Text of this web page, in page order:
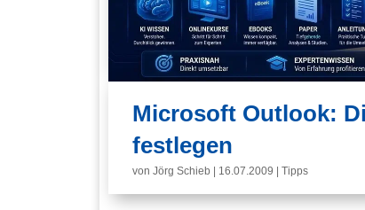
Microsoft Outlook:
festlegen
von Jörg Schieb 16.07.2009 Tipps